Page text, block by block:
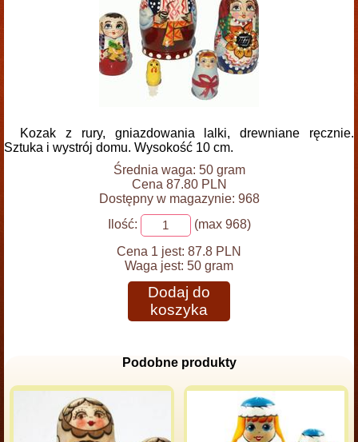
Kozak z rury, gniazdowania lalki, drewniane ręcznie.
Sztuka i wystrój domu. Wysokość 10 cm.
Średnia waga: 50 gram
Cena 87.80 PLN
Dostępny w magazynie: 968
Ilość:
(max 968)
Cena 1 jest: 87.8 PLN
Waga jest: 50 gram
Dodaj do
koszyka
Podobne produkty